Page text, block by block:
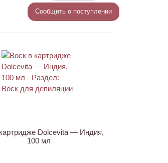
Сообщить о поступлении
Dolcevita — Индия,
100 мл